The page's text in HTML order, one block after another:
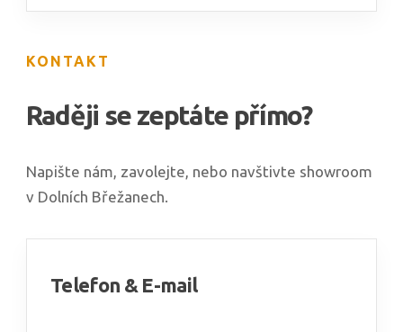
KONTAKT
Raději se zeptáte přímo?
Napište nám, zavolejte, nebo navštivte showroom
v Dolních Břežanech.
Telefon & E-mail